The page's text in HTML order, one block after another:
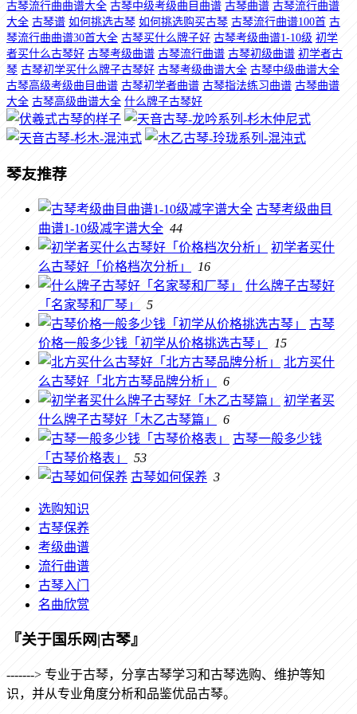
古琴流行曲曲谱大全 古琴中级考级曲目曲谱 古琴曲谱 古琴流行曲谱
大全 古琴谱 如何挑选古琴 如何挑选购买古琴 古琴流行曲谱100首 古
琴流行曲曲谱30首大全 古琴买什么牌子好 古琴考级曲谱1-10级 初学
者买什么古琴好 古琴考级曲谱 古琴流行曲谱 古琴初级曲谱 初学者古
琴 古琴初学买什么牌子古琴好 古琴考级曲谱大全 古琴中级曲谱大全
古琴高级考级曲目曲谱 古琴初学者曲谱 古琴指法练习曲谱 古琴曲谱
大全 古琴高级曲谱大全 什么牌子古琴好
琴友推荐
古琴考级曲目
曲谱1-10级减字谱大全 44
初学者买什
么古琴好「价格档次分析」
16
什么牌子古琴好
「名家琴和厂琴」
5
古琴
价格一般多少钱「初学从价格挑选古琴」
15
北方买什
么古琴好「北方古琴品牌分析」
6
初学者买
什么牌子古琴好「木乙古琴篇」
6
古琴一般多少钱
「古琴价格表」
53
古琴如何保养 3
选购知识
古琴保养
考级曲谱
流行曲谱
古琴入门
名曲欣赏
『关于国乐网|古琴』
-------> 专业于古琴，分享古琴学习和古琴选购、维护等知
识，并从专业角度分析和品鉴优品古琴。